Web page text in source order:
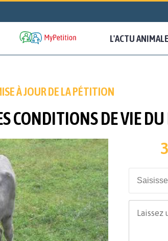
L'ACTU ANIMALE
À JOUR DE LA PÉTITION
CONDITIONS DE VIE